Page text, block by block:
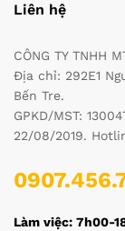
Liên hệ
CÔNG TY TNHH
Địa chỉ: 292E1
Bến Tre.
GPKD/MST:
22/08/2019.
Làm việc: 7h00-